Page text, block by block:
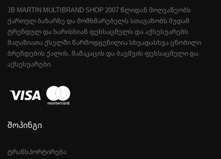
JB MARTIN MULTIBRAND SHOP 2007 ᲬᲚᲘᲓᲐᲜ ᲛᲝᲦᲕᲐᲬᲔᲝᲑᲡ
ᲥᲐᲠᲗᲣᲚ ᲑᲐᲖᲐᲠᲖᲔ ᲓᲐ ᲛᲝᲛᲮᲛᲐᲠᲔᲑᲔᲚᲡ ᲡᲗᲐᲕᲐᲖᲝᲑᲡ ᲛᲣᲓᲐᲛ
ᲢᲠᲔᲜᲓᲣᲚ ᲓᲐ ᲮᲐᲠᲘᲡᲮᲘᲐᲜ ᲤᲔᲮᲡᲐᲪᲛᲔᲚᲡ ᲓᲐ ᲐᲥᲡᲔᲡᲣᲐᲠᲔᲑᲡ
ᲛᲐᲦᲐᲖᲘᲐᲗᲐ ᲥᲡᲔᲚᲨᲘ ᲬᲐᲠᲛᲝᲓᲒᲔᲜᲘᲚᲘᲐ ᲡᲮᲕᲐᲓᲐᲡᲮᲕᲐ ᲪᲜᲝᲑᲘᲚᲘ
ᲑᲠᲔᲜᲓᲔᲑᲘᲡ ᲥᲐᲚᲘᲡ, ᲛᲐᲛᲐᲙᲐᲪᲘᲡ ᲓᲐ ᲑᲐᲕᲨᲕᲘᲡ ᲤᲔᲮᲡᲐᲪᲛᲔᲚᲘ ᲓᲐ
ᲐᲥᲡᲔᲡᲣᲐᲠᲔᲑᲘ.
შოპინგი
ტრანსპორტირება